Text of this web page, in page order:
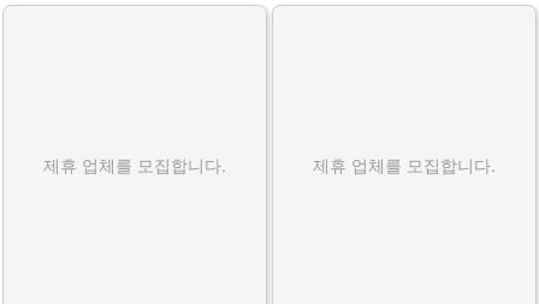
제휴 업체를 모집합니다. 제휴 업체를 모집합니다.